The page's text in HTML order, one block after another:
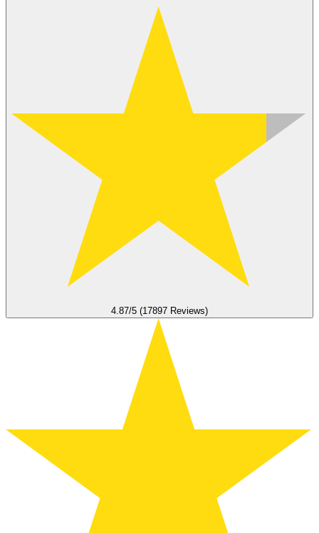
4.87/5 (17897 Reviews)